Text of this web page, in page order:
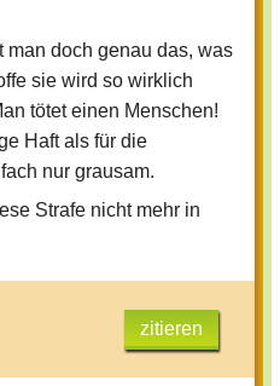
man doch genau das, was
sie wird so wirklich
tötet einen Menschen!
Haft als für die
nur grausam.
Strafe nicht mehr in
zitieren